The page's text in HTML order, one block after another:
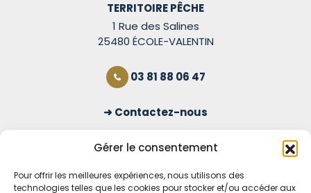
Gérer le consentement
Pour offrir les meilleures expériences, nous utilisons des
technologies telles que les cookies pour stocker et/ou accéder aux
TERRITOIRE PÊCHE
1 Rue des Salines
25480 ÉCOLE-VALENTIN
03 81 88 06 47
Contactez-nous
S'inscrire à la newsletter